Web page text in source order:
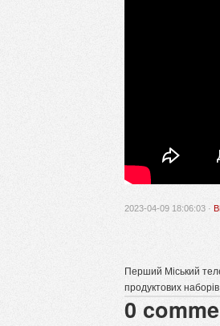
2023-04-09 18:06:03 ·
Перший Міський
продуктових наборів
0